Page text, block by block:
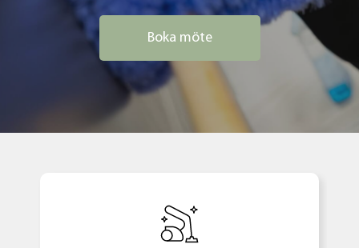
Boka möte